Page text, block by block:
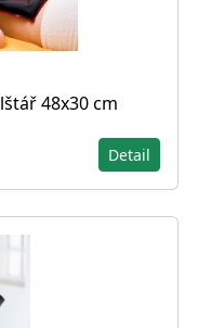
48x30 cm
Detail